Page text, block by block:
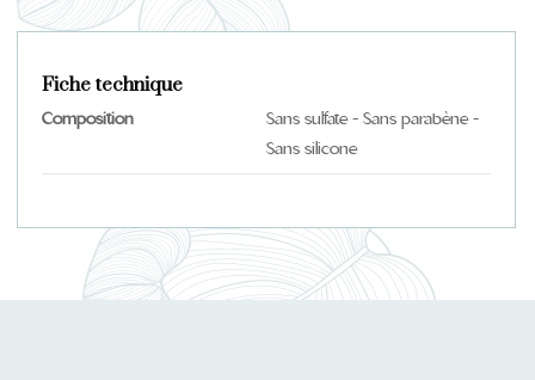
Fiche technique
Composition
Sans sulfate - Sans parabène -
Sans silicone
Pas de commentaires